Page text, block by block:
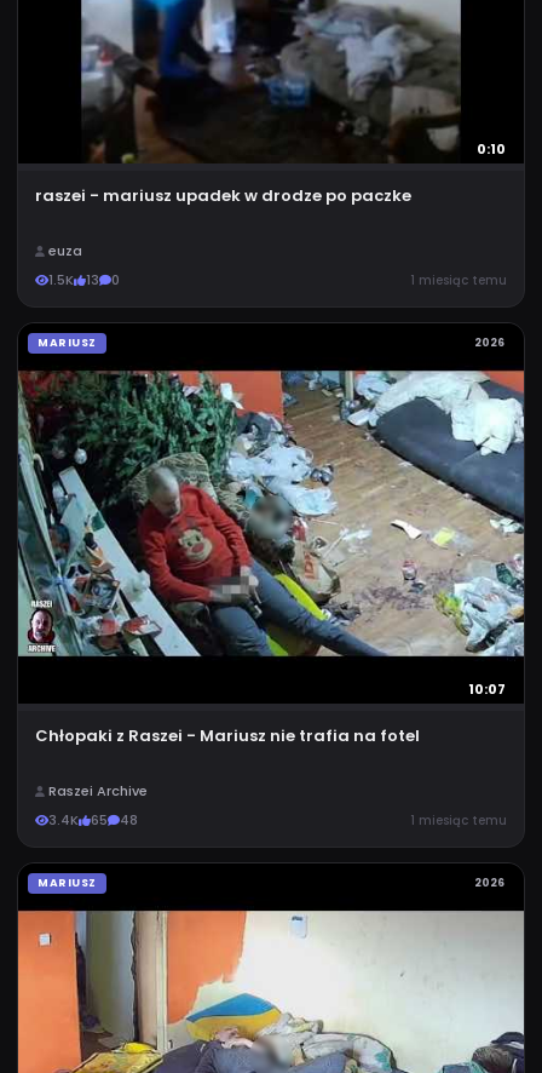
0:10
raszei - mariusz upadek w drodze po paczke
euza
1.5K
13 0 1 miesiąc temu
10:07
MARIUSZ 2026
Chłopaki z Raszei - Mariusz nie trafia na fotel
Raszei Archive
3.4K
65 48 1 miesiąc temu
MARIUSZ 2026